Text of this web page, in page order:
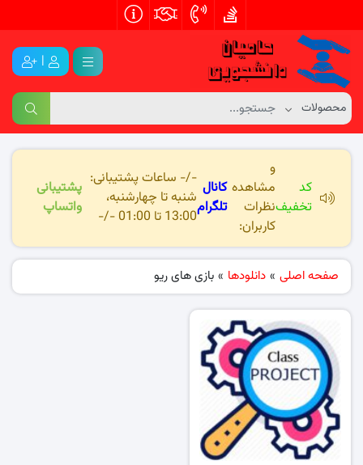
|
کد
تخفیف
و
مشاهده
نظرات
کاربران:
کانال
تلگرام
-/- ساعات پشتیبانی:
شنبه تا چهارشنبه،
13:00 تا 01:00 -/-
پشتیبانی
واتساپ
صفحه اصلی » دانلودها » بازی های ریو